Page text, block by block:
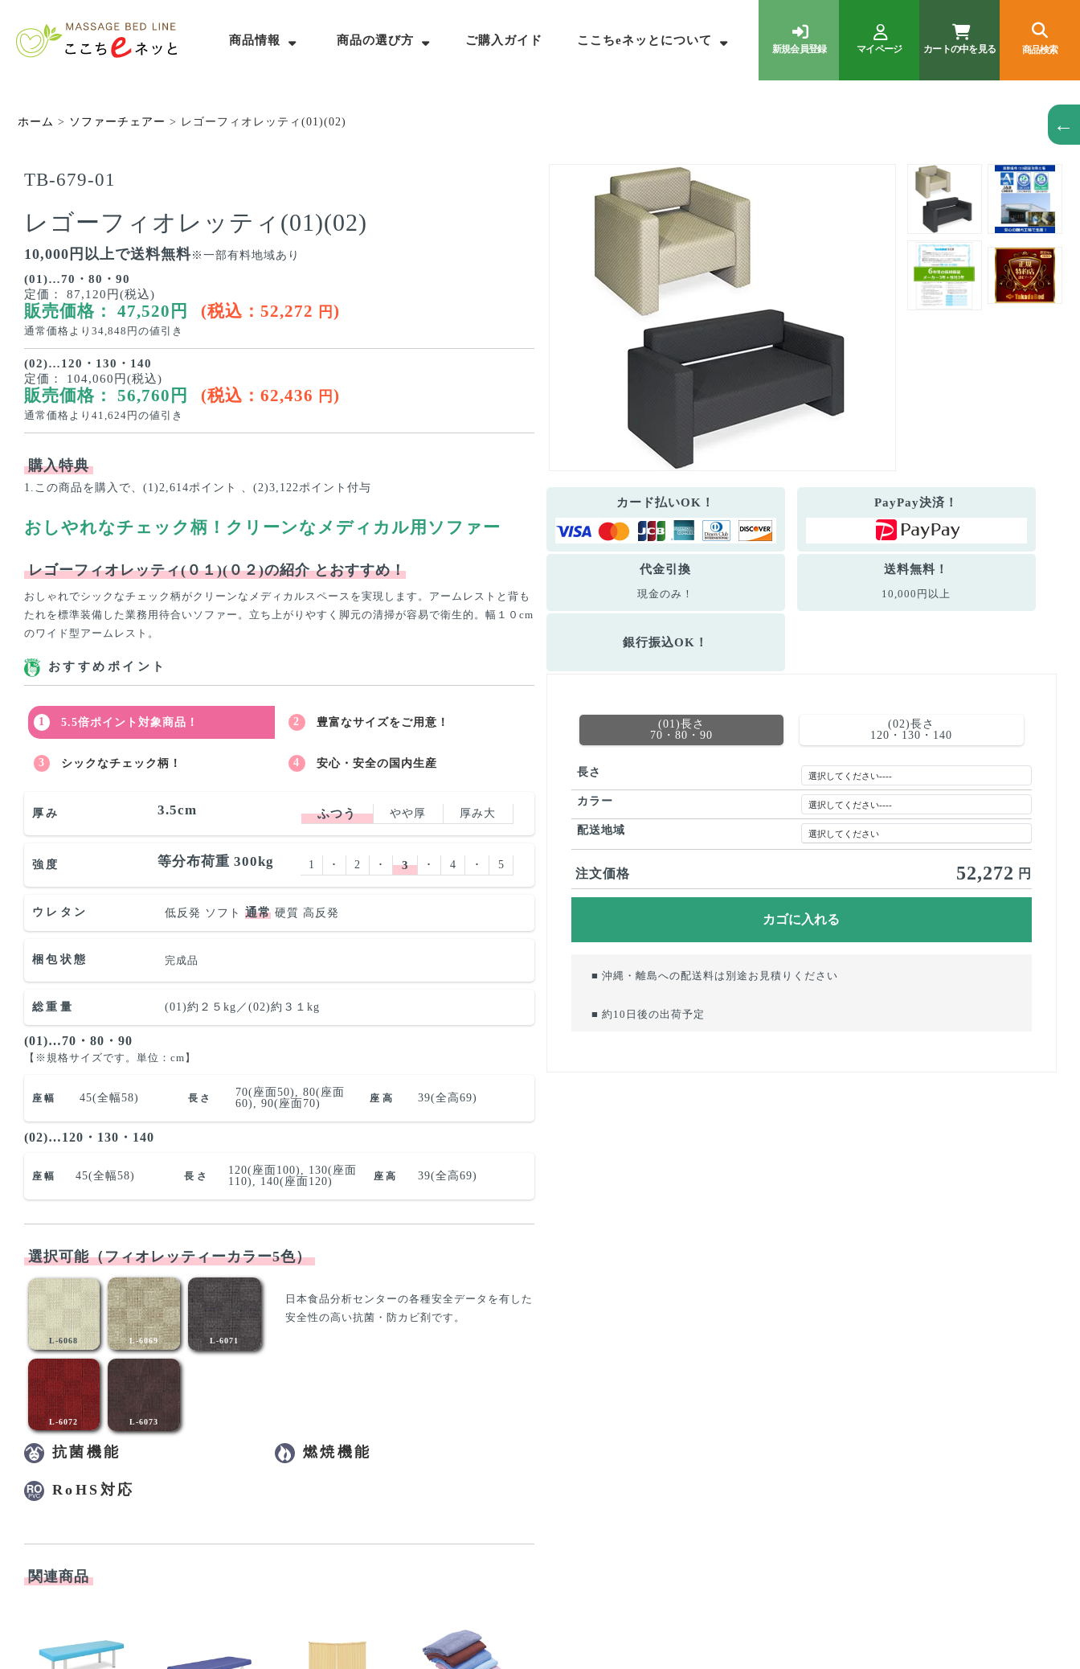
商品情報 商品の選び方 ご購入ガイド ここちeネッとについて
新規会員登録 マイページ カートの中を見る 商品検索
←
ホーム > ソファーチェアー > レゴーフィオレッティ(01)(02)
TB-679-01
レゴーフィオレッティ(01)(02)
10,000円以上で送料無料※一部有料地域あり
(01)…70・80・90
定価：
87,120円(税込)
販売価格： 47,520 円 (税込： 52,272 円 )
通常価格より 34,848 円の値引き
(02)…120・130・140
定価：
104,060円(税込)
販売価格： 56,760 円 (税込： 62,436 円 )
通常価格より 41,624 円の値引き
購入特典
1.この商品を購入で、(1)2,614ポイント 、(2)3,122ポイント付与
おしやれなチェック柄！クリーンなメディカル用ソファー
レゴーフィオレッティ(０１)(０２)の紹介 とおすすめ！
おしゃれでシックなチェック柄がクリーンなメディカルスペースを実現します。アームレストと背も
たれを標準装備した業務用待合いソファー。立ち上がりやすく脚元の清掃が容易で衛生的。幅１０cm
のワイド型アームレスト。
おすすめポイント
5.5倍ポイント対象商品！ 豊富なサイズをご用意！
シックなチェック柄！ 安心・安全の国内生産
厚み 3.5cm ふつう やや厚 厚み大
強度 等分布荷重 300kg 1 ･ 2 ･ 3 ･ 4 ･ 5
ウレタン 低反発 ソフト 通常 硬質 高反発
梱包状態 完成品
総重量 (01)約２５kg／(02)約３１kg
(01)…70・80・90
【※規格サイズです。単位：cm】
座幅 45(全幅58) 長さ
70(座面50), 80(座面
60), 90(座面70)
座高 39(全高69)
(02)…120・130・140
座幅 45(全幅58) 長さ
120(座面100), 130(座面
110), 140(座面120)
座高 39(全高69)
選択可能（フィオレッティーカラー5色）
L-6068 L-6069 L-6071
L-6072 L-6073
日本食品分析センターの各種安全データを有した
安全性の高い抗菌・防カビ剤です。
抗菌機能 燃焼機能
RoHS対応
関連商品
カード払いOK！ PayPay決済！
代金引換
現金のみ！
送料無料！
10,000円以上
銀行振込OK！
(01)長さ
70・80・90
(02)長さ
120・130・140
長さ
カラー
配送地域
注文価格 52,272 円
■ 沖縄・離島への配送料は別途お見積りください
■ 約10日後の出荷予定